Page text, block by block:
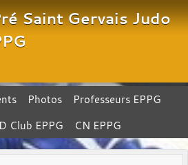
Saint Gervais Judo
Photos
Professeurs EPPG
Club EPPG CN EPPG